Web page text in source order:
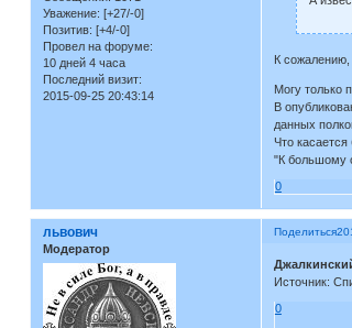
Уважение: [+27/-0]
Позитив: [+4/-0]
Провел на форуме:
10 дней 4 часа
Последний визит:
2015-09-25 20:43:14
К
Могу только
В
данных
Что
"К большому
0
Поделиться
львович
Модератор
Источник:
0